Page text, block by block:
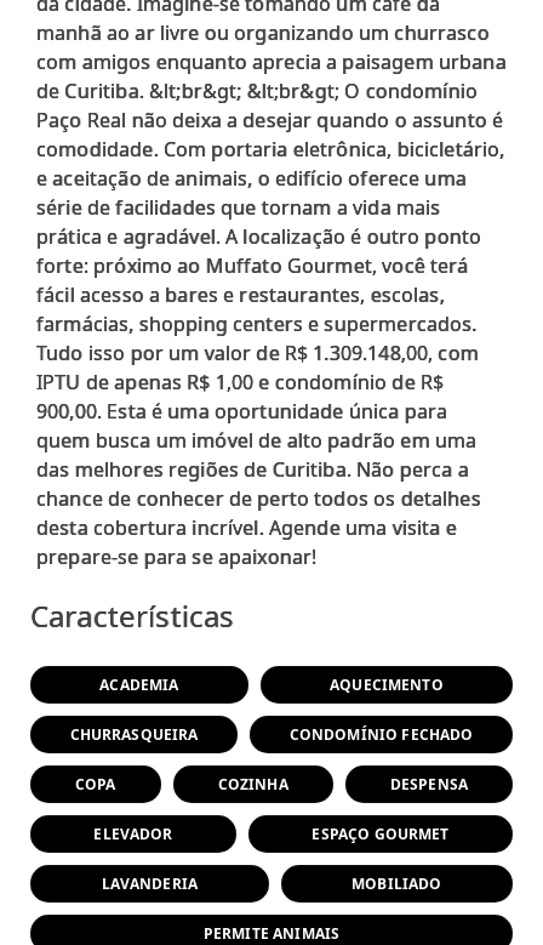
manhã ao ar livre ou organizando um churrasco
com amigos enquanto aprecia a paisagem urbana
de Curitiba. &lt;br&gt; &lt;br&gt; O condomínio
Paço Real não deixa a desejar quando o assunto é
comodidade. Com portaria eletrônica, bicicletário,
e aceitação de animais, o edifício oferece uma
série de facilidades que tornam a vida mais
prática e agradável. A localização é outro ponto
forte: próximo ao Muffato Gourmet, você terá
fácil acesso a bares e restaurantes, escolas,
farmácias, shopping centers e supermercados.
Tudo isso por um valor de R$ 1.309.148,00, com
IPTU de apenas R$ 1,00 e condomínio de R$
900,00. Esta é uma oportunidade única para
quem busca um imóvel de alto padrão em uma
das melhores regiões de Curitiba. Não perca a
chance de conhecer de perto todos os detalhes
desta cobertura incrível. Agende uma visita e
Características
ACADEMIA AQUECIMENTO
CHURRASQUEIRA CONDOMÍNIO FECHADO
COPA COZINHA DESPENSA
ELEVADOR ESPAÇO GOURMET
LAVANDERIA MOBILIADO
PERMITE ANIMAIS